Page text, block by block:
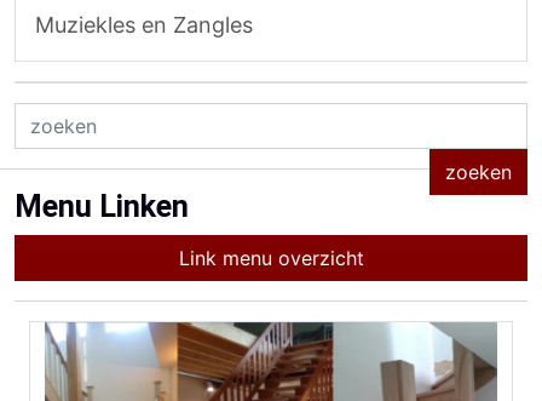
Muziekles en Zangles
Menu Linken
Link menu overzicht